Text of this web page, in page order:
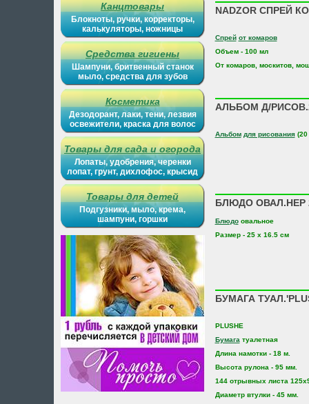
Канцтовары
Блокноты, ручки, корректоры,
калькуляторы, ножницы
Средства гигиены
Шампуни, бритвенный станок
мыло, средства для зубов
Косметика
Дезодорант, лаки, тени, лезвия
освежители, краска для волос
Товары для сада и огорода
Лопаты, удобрения, черенки
лопат, грунт, дихлофос, крысид
Товары для детей
Подгузники, мыло, крема,
шампуни, горшки
NADZOR СПРЕЙ
Спрей от комаров
Объем - 100 мл
От комаров, москитов,
АЛЬБОМ Д/
Альбом для рисования(20
БЛЮДО ОВАЛ.НЕР
Блюдоовальное
Размер - 25 х 16.5 см
БУМАГА
PLUSHE
Бумага туалетная
Длина намотки - 18 м.
Высота рулона - 95 мм.
144 отрывных листа
Диаметр втулки - 45 мм.